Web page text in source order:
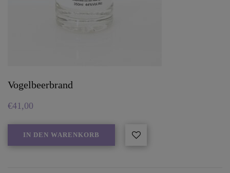
Vogelbeerbrand
€41,00
IN DEN WARENKORB